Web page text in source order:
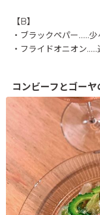
【B】
・ブラックペパー……少
・フライドオニオン……
コンビーフとゴー